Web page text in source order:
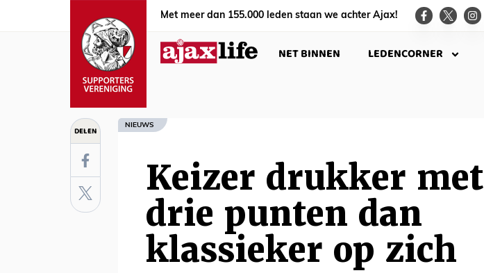
Met meer dan 155.000 leden staan we achter Ajax!
NET BINNEN LEDENCORNER
DELEN NIEUWS
Keizer drukker met
drie punten dan
klassieker op zich